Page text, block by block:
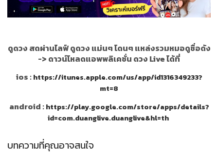
ดูดวง สดผ่านไลฟ์ ดูดวง แม่นๆ โดนๆ แหล่งรวมหมอดูชื่อดัง
-> ดาวน์โหลดแอพพลิเคชั่น ดวง Live ได้ที่
ios :https://itunes.apple.com/us/app/id1316349233?
mt=8
android :https://play.google.com/store/apps/details?
id=com.duanglive.duanglive&hl=th
บทความที่คุณอาจสนใจ